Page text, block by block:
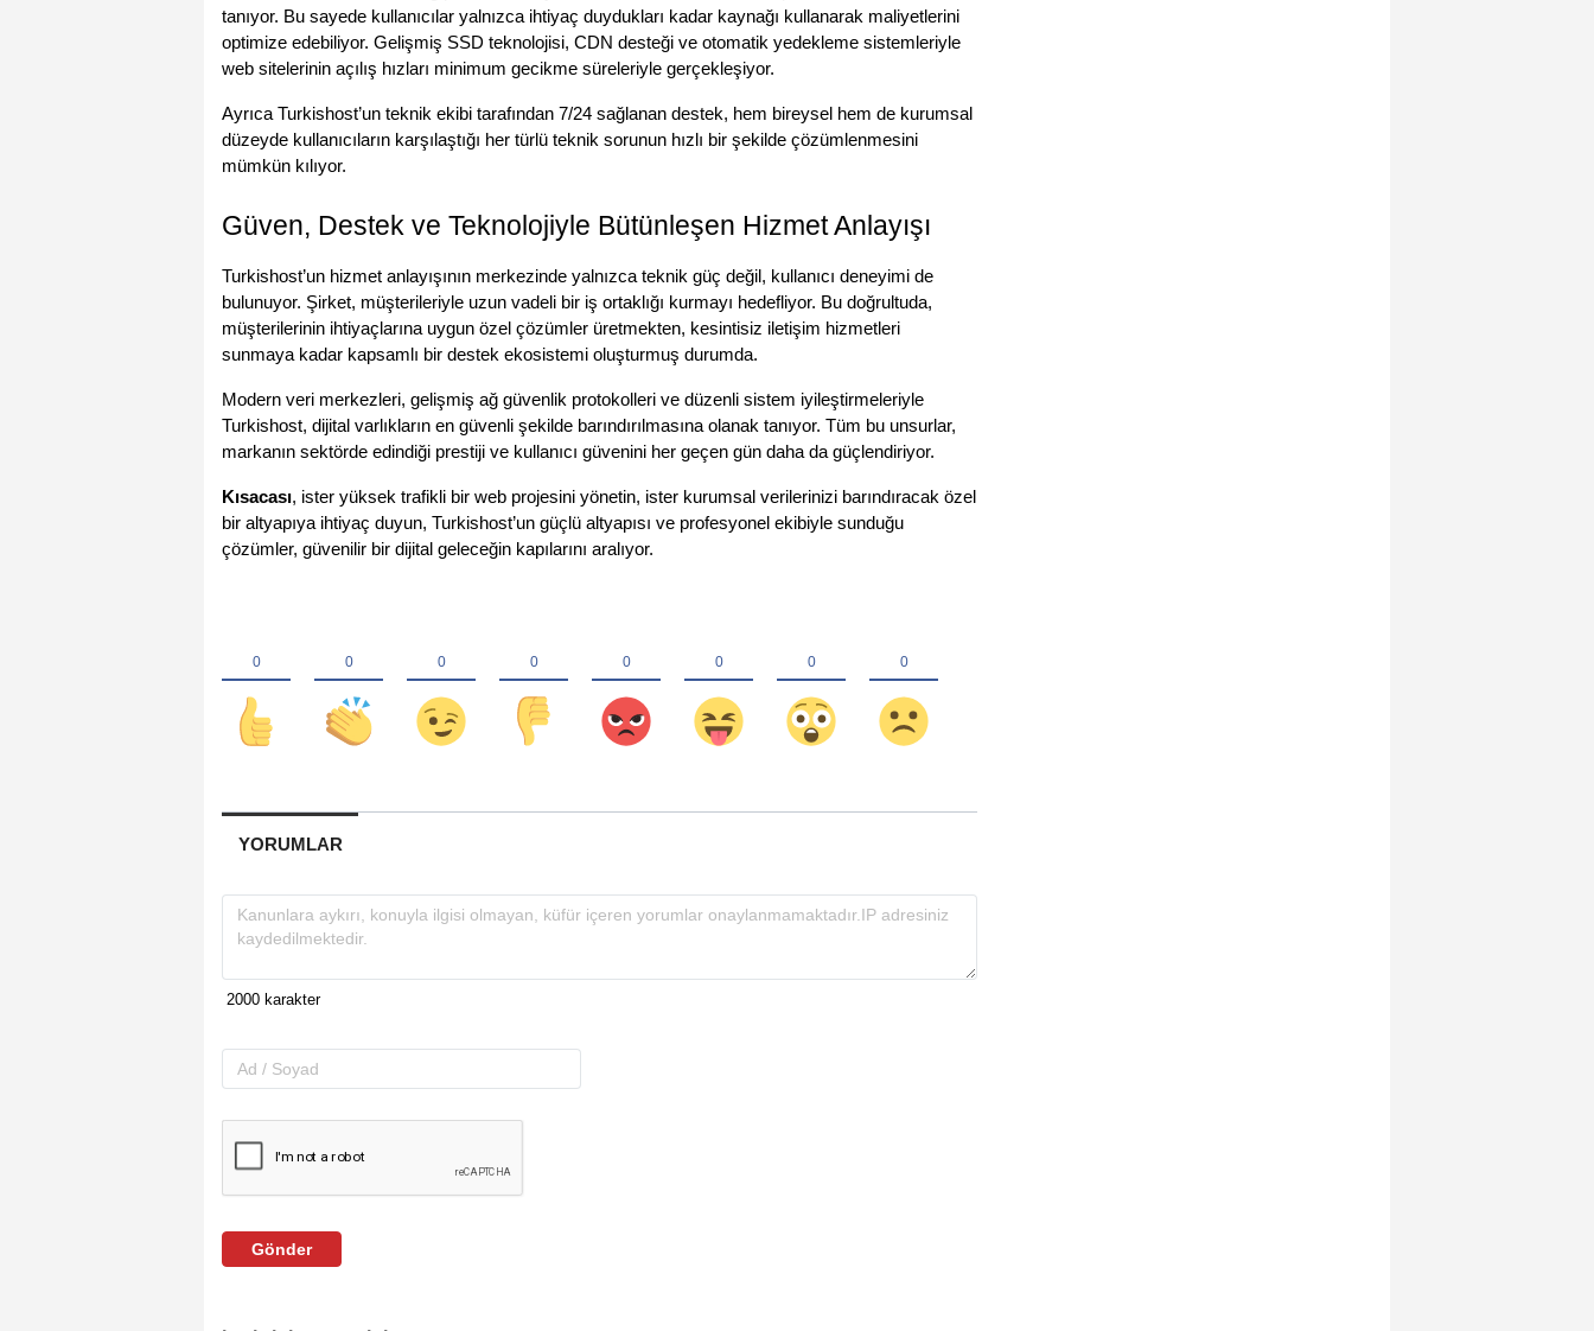
tanıyor. Bu sayede kullanıcılar yalnızca ihtiyaç duydukları kadar kaynağı kullanarak maliyetlerini
optimize edebiliyor. Gelişmiş SSD teknolojisi, CDN desteği ve otomatik yedekleme sistemleriyle
web sitelerinin açılış hızları minimum gecikme süreleriyle gerçekleşiyor.
Ayrıca Turkishost’un teknik ekibi tarafından 7/24 sağlanan destek, hem bireysel hem de kurumsal
düzeyde kullanıcıların karşılaştığı her türlü teknik sorunun hızlı bir şekilde çözümlenmesini
mümkün kılıyor.
Güven, Destek ve Teknolojiyle Bütünleşen Hizmet Anlayışı
Turkishost’un hizmet anlayışının merkezinde yalnızca teknik güç değil, kullanıcı deneyimi de
bulunuyor. Şirket, müşterileriyle uzun vadeli bir iş ortaklığı kurmayı hedefliyor. Bu doğrultuda,
müşterilerinin ihtiyaçlarına uygun özel çözümler üretmekten, kesintisiz iletişim hizmetleri
sunmaya kadar kapsamlı bir destek ekosistemi oluşturmuş durumda.
Modern veri merkezleri, gelişmiş ağ güvenlik protokolleri ve düzenli sistem iyileştirmeleriyle
Turkishost, dijital varlıkların en güvenli şekilde barındırılmasına olanak tanıyor. Tüm bu unsurlar,
markanın sektörde edindiği prestiji ve kullanıcı güvenini her geçen gün daha da güçlendiriyor.
Kısacası, ister yüksek trafikli bir web projesini yönetin, ister kurumsal verilerinizi barındıracak özel
bir altyapıya ihtiyaç duyun, Turkishost’un güçlü altyapısı ve profesyonel ekibiyle sunduğu
çözümler, güvenilir bir dijital geleceğin kapılarını aralıyor.
YORUMLAR
Gönder